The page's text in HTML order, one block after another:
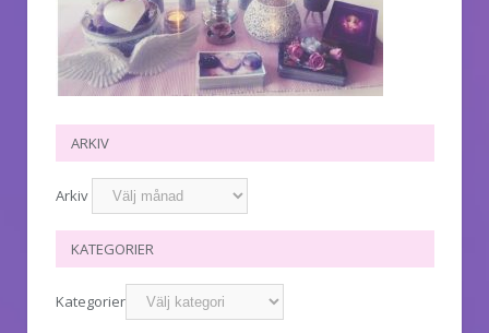
ARKIV
Arkiv
KATEGORIER
Kategorier